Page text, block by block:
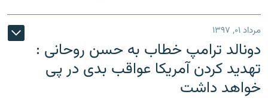
مرداد ۰۱, ۱۳۹۷
دونالد ترامپ خطاب به حسن روحانی :
تهدید کردن آمریکا عواقب بدی در پی
خواهد داشت